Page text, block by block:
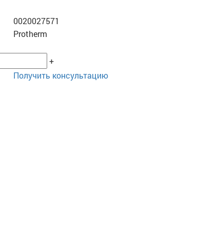
0020027571
Protherm
+
Получить консультацию